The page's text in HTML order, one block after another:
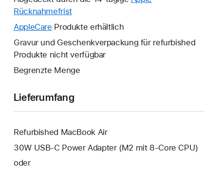
geöffnet.
RücknahmefristEin
neues
wird
geöffnet.
AppleCare Ein
neues
Fenster
geöffnet.
Produkte erhältlich
Gravur und Geschenkverpackung für refurbished
Produkte nicht verfügbar
Begrenzte Menge
Lieferumfang
Refurbished MacBook Air
30W USB‑C Power Adapter (M2 mit 8‑Core CPU)
oder